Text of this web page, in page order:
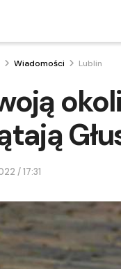
Wiadomości Lublin
/ 17:31